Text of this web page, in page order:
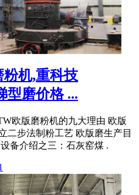
机,重科技
型磨价格 ...
欧版磨粉机的九大理由 欧版
二步法制粉工艺 欧版磨生产目
备介绍之三：石灰窑煤 .